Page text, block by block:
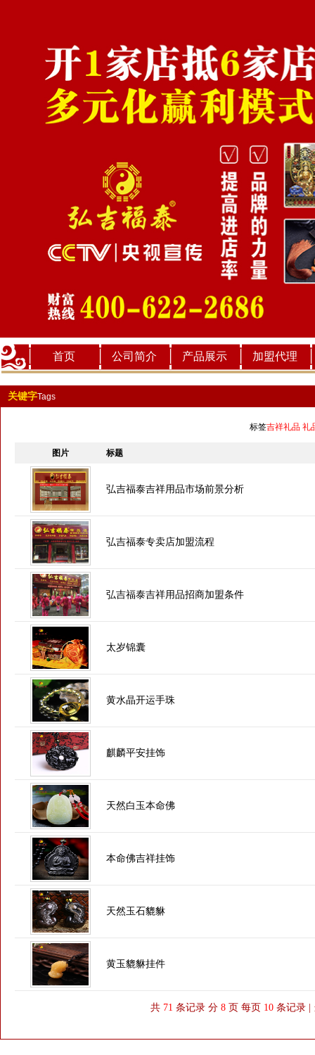
首页 公司简介 产品展示 加盟代理
关键字Tags
标签吉祥礼品 礼
图片 标题
弘吉福泰吉祥用品市场前景分析
弘吉福泰专卖店加盟流程
弘吉福泰吉祥用品招商加盟条件
太岁锦囊
黄水晶开运手珠
麒麟平安挂饰
天然白玉本命佛
本命佛吉祥挂饰
天然玉石貔貅
黄玉貔貅挂件
共 71 条记录 分 8 页 每页 10 条记录 |